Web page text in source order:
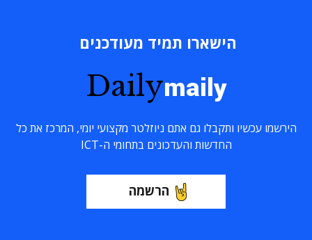
הישארו תמיד מעודכנים
Dailymaily
הירשמו עכשיו ותקבלו גם אתם ניוזלטר מקצועי יומי, המרכז את כל
החדשות והעדכונים בתחומי ה-ICT
הרשמה